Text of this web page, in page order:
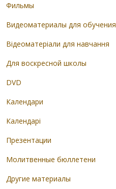
Фильмы
Видеоматериалы для обучения
Відеоматеріали для навчання
Для воскресной школы
DVD
Календари
Календарі
Презентации
Молитвенные бюллетени
Другие материалы